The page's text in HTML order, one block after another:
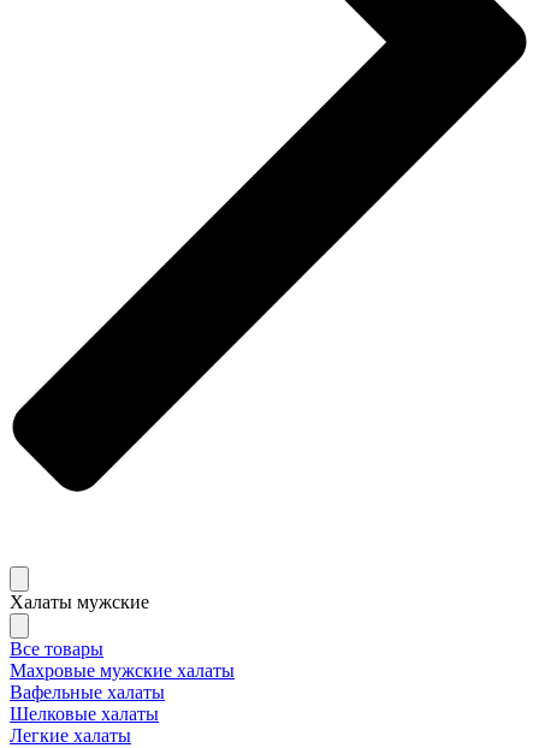
Халаты мужские
Все товары
Махровые мужские халаты
Вафельные халаты
Шелковые халаты
Легкие халаты